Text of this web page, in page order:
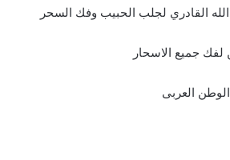
القادري لجلب الحبيب وفك السحر
جميع الاسحار
العربى